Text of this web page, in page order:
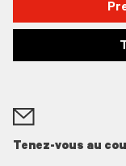
Tenez-vous au